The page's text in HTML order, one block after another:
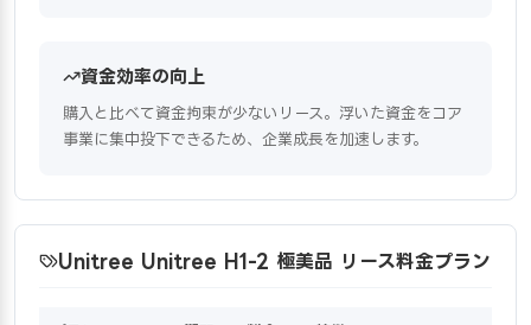
資金効率の向上
購入と比べて資金拘束が少ないリース。浮いた資金をコア
事業に集中投下できるため、企業成長を加速します。
Unitree Unitree H1-2 極美品 リース料金プラン